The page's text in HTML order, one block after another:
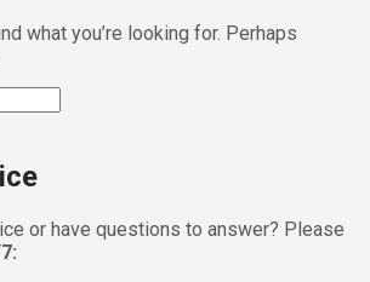
what you’re looking for. Perhaps
or have questions to answer? Please